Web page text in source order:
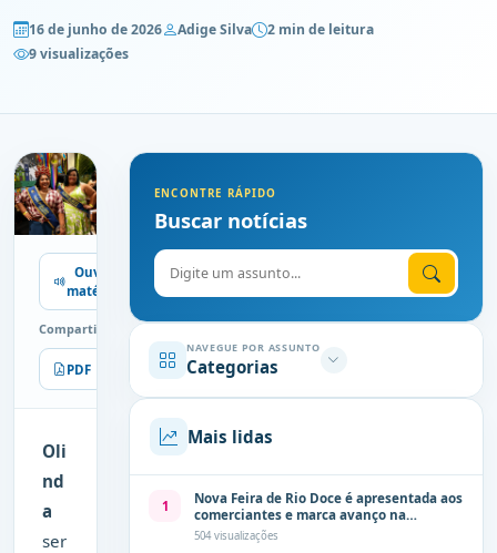
16 de junho de 2026 Adige Silva
2 min de leitura
9 visualizações
Ouvir
matéria
Compartilhe
PDF Imprimir
Oli
nd
a
ser
ENCONTRE RÁPIDO
Buscar notícias
Digite o assunto
NAVEGUE POR ASSUNTO
Categorias
Mais lidas
1
Nova Feira de Rio Doce é apresentada aos
comerciantes e marca avanço na
modernização dos espaços públicos de
504 visualizações